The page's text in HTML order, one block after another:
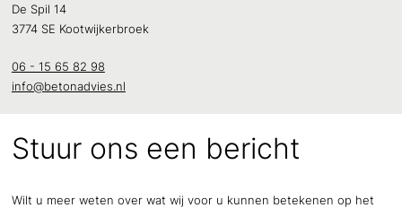
De Spil 14
3774 SE Kootwijkerbroek
06 - 15 65 82 98
info@betonadvies.nl
Stuur ons een bericht
Wilt u meer weten over wat wij voor u kunnen betekenen op het